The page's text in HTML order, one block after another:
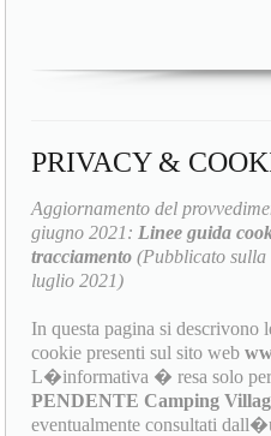
PRIVACY &
Aggiornamento del
giugno 2021: Linee guida
tracciamento (Pubblicato sulla
luglio 2021)
In questa pagina si
cookie presenti sul sito web
L�informativa � resa solo
PENDENTE Camping
eventualmente consultati